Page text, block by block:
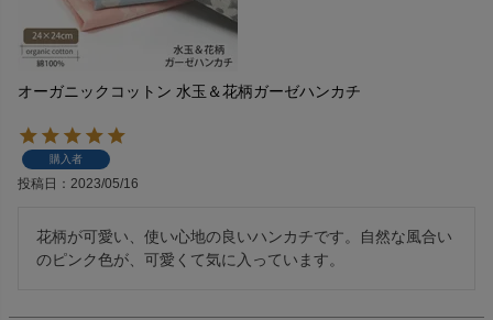
オーガニックコットン 水玉＆花柄ガーゼハンカチ
購入者
投稿日 2023/05/16
花柄が可愛い、使い心地の良いハンカチです。自然な風合い
のピンク色が、可愛くて気に入っています。